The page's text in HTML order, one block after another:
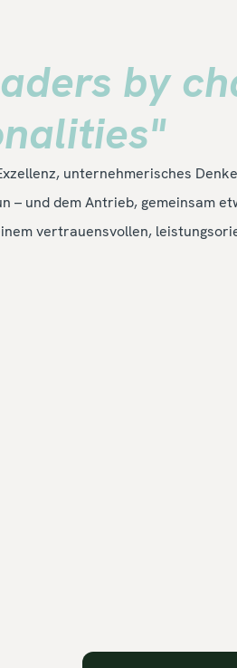
by
unternehmerisches
– und dem Antrieb, gemeinsam
vertrauensvollen,